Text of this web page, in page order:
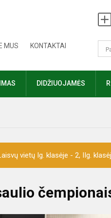
MUS KONTAKTAI
DIDŽIUOJAMĖS
vietų Ig. klasėje - 2, IIg.